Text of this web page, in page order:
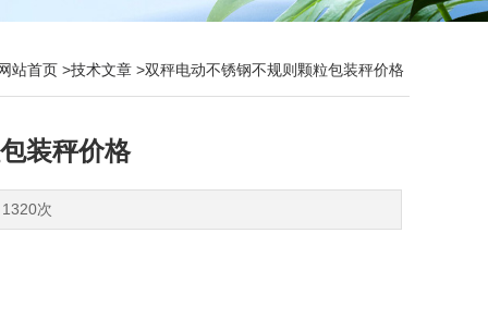
站首页 >技术文章 >双秤电动不锈钢不规则颗粒包装秤价格
装秤价格
次